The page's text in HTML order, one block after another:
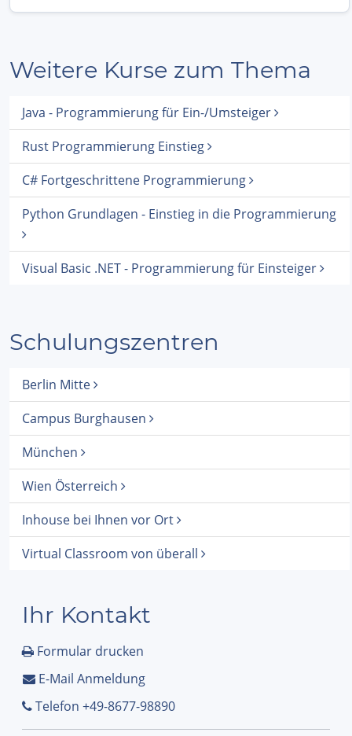
Weitere Kurse zum Thema
Java - Programmierung für Ein-/Umsteiger
Rust Programmierung Einstieg
C# Fortgeschrittene Programmierung
Python Grundlagen - Einstieg in die Programmierung
Visual Basic .NET - Programmierung für Einsteiger
Schulungszentren
Berlin Mitte
Campus Burghausen
München
Wien Österreich
Inhouse bei Ihnen vor Ort
Virtual Classroom von überall
Ihr Kontakt
Formular drucken
E-Mail Anmeldung
Telefon +49-8677-98890